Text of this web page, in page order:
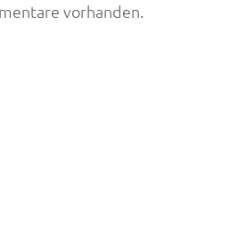
vorhanden.